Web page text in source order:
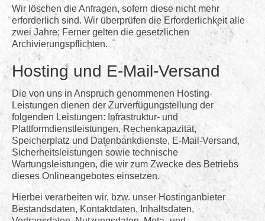
Wir löschen die Anfragen, sofern diese nicht mehr
erforderlich sind. Wir überprüfen die Erforderlichkeit alle
zwei Jahre; Ferner gelten die gesetzlichen
Archivierungspflichten.
Hosting und E-Mail-Versand
Die von uns in Anspruch genommenen Hosting-
Leistungen dienen der Zurverfügungstellung der
folgenden Leistungen: Infrastruktur- und
Plattformdienstleistungen, Rechenkapazität,
Speicherplatz und Datenbankdienste, E-Mail-Versand,
Sicherheitsleistungen sowie technische
Wartungsleistungen, die wir zum Zwecke des Betriebs
dieses Onlineangebotes einsetzen.
Hierbei verarbeiten wir, bzw. unser Hostinganbieter
Bestandsdaten, Kontaktdaten, Inhaltsdaten,